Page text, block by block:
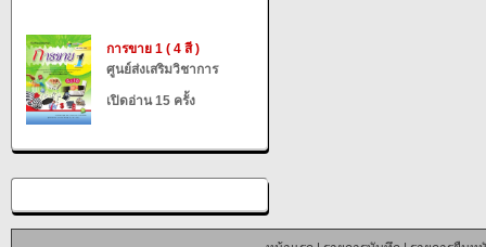
การขาย 1 ( 4 สี )
ศูนย์ส่งเสริมวิชาการ
เปิดอ่าน 15 ครั้ง